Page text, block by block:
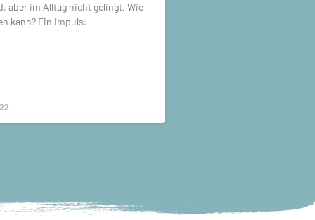
aber im Alltag nicht gelingt. Wie
kann? Ein Impuls.